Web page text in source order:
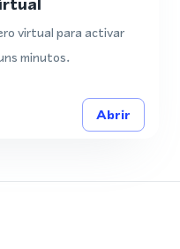
virtual para activar
minutos.
Abrir